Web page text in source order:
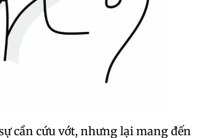
cần cứu vớt, nhưng lại mang đến